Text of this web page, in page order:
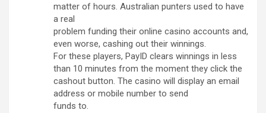
matter of hours. Australian punters used to have
a real
problem funding their online casino accounts and,
even worse, cashing out their winnings.
For these players, PayID clears winnings in less
than 10 minutes from the moment they click the
cashout button. The casino will display an email
address or mobile number to send
funds to.